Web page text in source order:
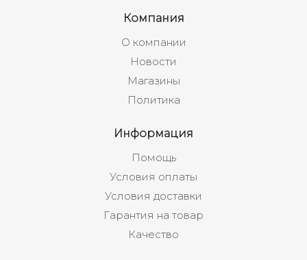
Компания
О компании
Новости
Магазины
Политика
Информация
Помощь
Условия оплаты
Условия доставки
Гарантия на товар
Качество